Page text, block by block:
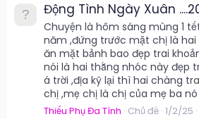
Động Tình Ngày Xuân
Chuyện là hôm sáng mùng 1
năm ,đứng trước mặt chị là
ăn mặt bảnh bao đẹp trai
nói là hai thằng nhóc này đẹp
á trời ,địa kỹ lại thì hai chàng
chị ,mẹ chị là chị của mẹ ba nó
Thiếu Phụ Đa Tình Chủ đề 1/2/25